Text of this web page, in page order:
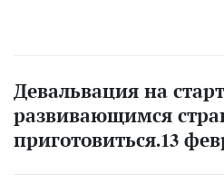
Девальвация на
развивающимся
приготовиться.13